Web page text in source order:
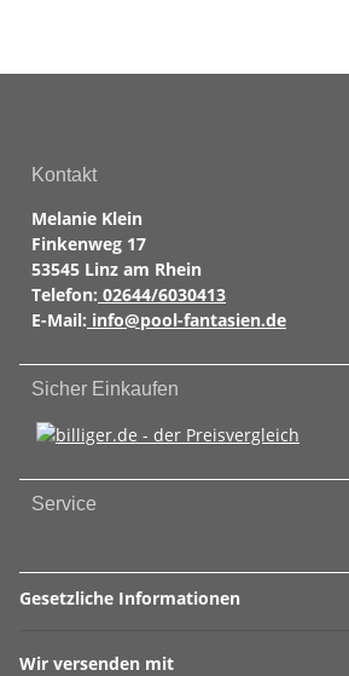
Kontakt
Melanie Klein
Finkenweg 17
53545 Linz am Rhein
Telefon: 02644/6030413
E-Mail: info@pool-fantasien.de
Sicher Einkaufen
Service
Gesetzliche Informationen
Wir versenden mit